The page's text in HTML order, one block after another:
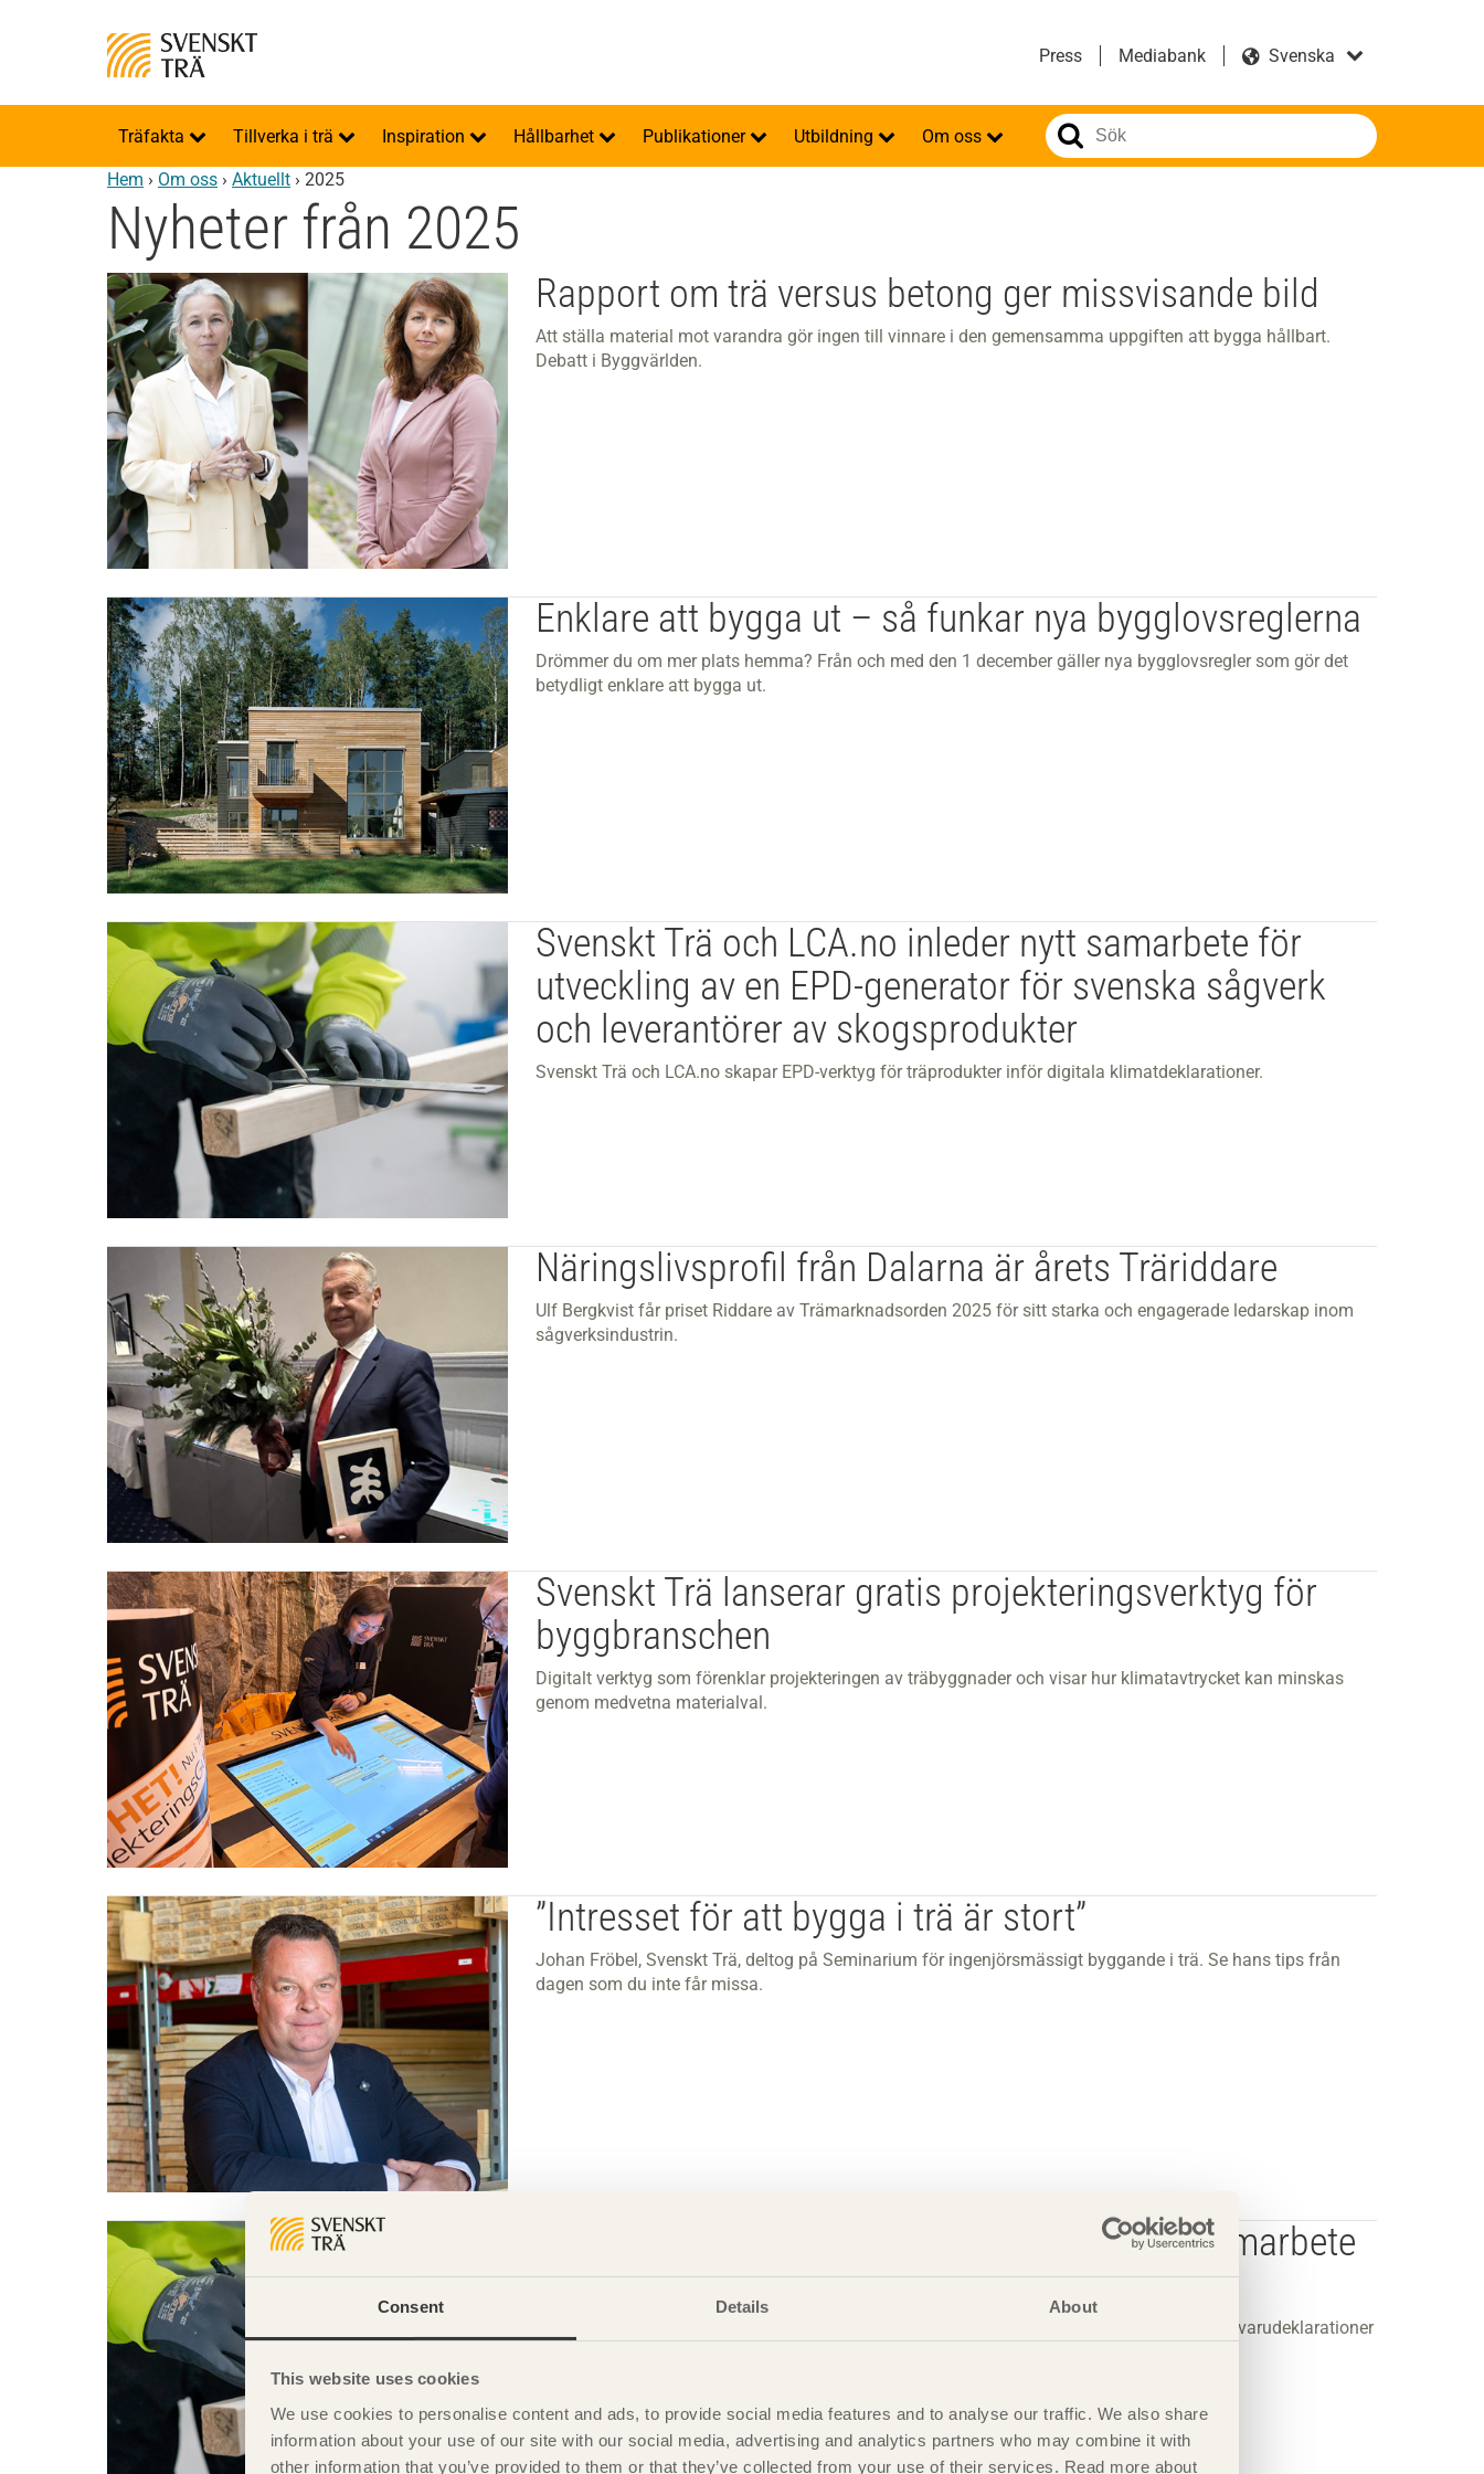
Consent Details About
This website uses cookies
We use cookies to personalise content and ads, to provide social media features and to analyse our traffic. We also share
information about your use of our site with our social media, advertising and analytics partners who may combine it with
other information that you’ve provided to them or that they’ve collected from your use of their services. Read more about
Press Mediabank
Träfakta Tillverka i trä Inspiration Hållbarhet Publikationer Utbildning Om oss
Hem › Om oss › Aktuellt › 2025
Nyheter från 2025
Rapport om trä versus betong ger missvisande bild
Att ställa material mot varandra gör ingen till vinnare i den gemensamma uppgiften att bygga hållbart.
Debatt i Byggvärlden.
Enklare att bygga ut – så funkar nya bygglovsreglerna
Drömmer du om mer plats hemma? Från och med den 1 december gäller nya bygglovsregler som gör det
betydligt enklare att bygga ut.
Svenskt Trä och LCA.no inleder nytt samarbete för
utveckling av en EPD-generator för svenska sågverk
och leverantörer av skogsprodukter
Svenskt Trä och LCA.no skapar EPD-verktyg för träprodukter inför digitala klimatdeklarationer.
Näringslivsprofil från Dalarna är årets Träriddare
Ulf Bergkvist får priset Riddare av Trämarknadsorden 2025 för sitt starka och engagerade ledarskap inom
sågverksindustrin.
Svenskt Trä lanserar gratis projekteringsverktyg för
byggbranschen
Digitalt verktyg som förenklar projekteringen av träbyggnader och visar hur klimatavtrycket kan minskas
genom medvetna materialval.
”Intresset för att bygga i trä är stort”
Johan Fröbel, Svenskt Trä, deltog på Seminarium för ingenjörsmässigt byggande i trä. Se hans tips från
dagen som du inte får missa.
Svenskt Trä och BIMobject AB i strategiskt samarbete
för miljövarudeklarationer
Nu blir det enklare för medlemmar inom träindustrin att ta fram tredjepartsgranskade miljövarudeklarationer